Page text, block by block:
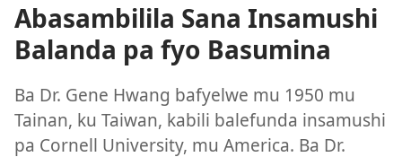
Abasambilila Sana Insamushi
Balanda pa fyo Basumina
Ba Dr. Gene Hwang bafyelwe mu 1950 mu
Tainan, ku Taiwan, kabili balefunda insamushi
pa Cornell University, mu America. Ba Dr.